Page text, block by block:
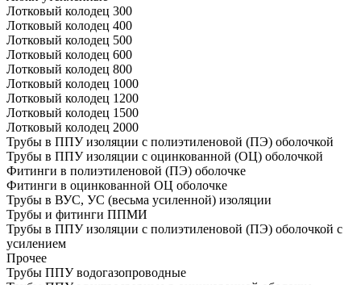
Лотковый колодец 300
Лотковый колодец 400
Лотковый колодец 500
Лотковый колодец 600
Лотковый колодец 800
Лотковый колодец 1000
Лотковый колодец 1200
Лотковый колодец 1500
Лотковый колодец 2000
Трубы в ППУ изоляции с полиэтиленовой (ПЭ) оболочкой
Трубы в ППУ изоляции с оцинкованной (ОЦ) оболочкой
Фитинги в полиэтиленовой (ПЭ) оболочке
Фитинги в оцинкованной ОЦ оболочке
Трубы в ВУС, УС (весьма усиленной) изоляции
Трубы и фитинги ППМИ
Трубы в ППУ изоляции с полиэтиленовой (ПЭ) оболочкой с
усилением
Прочее
Трубы ППУ водогазопроводные